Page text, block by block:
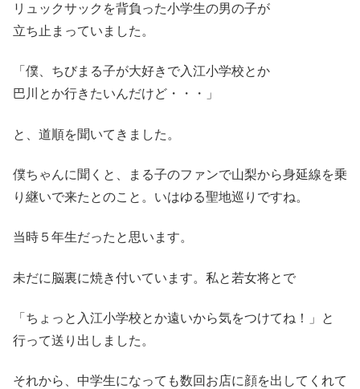
リュックサックを背負った小学生の男の子が
立ち止まっていました。
「僕、ちびまる子が大好きで入江小学校とか
巴川とか行きたいんだけど・・・」
と、道順を聞いてきました。
僕ちゃんに聞くと、まる子のファンで山梨から身延線を乗
り継いで来たとのこと。いはゆる聖地巡りですね。
当時５年生だったと思います。
未だに脳裏に焼き付いています。私と若女将とで
「ちょっと入江小学校とか遠いから気をつけてね！」と
行って送り出しました。
それから、中学生になっても数回お店に顔を出してくれて